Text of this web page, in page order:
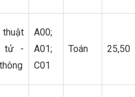
tử -
A00;
A01;
C01
Toán 25,50